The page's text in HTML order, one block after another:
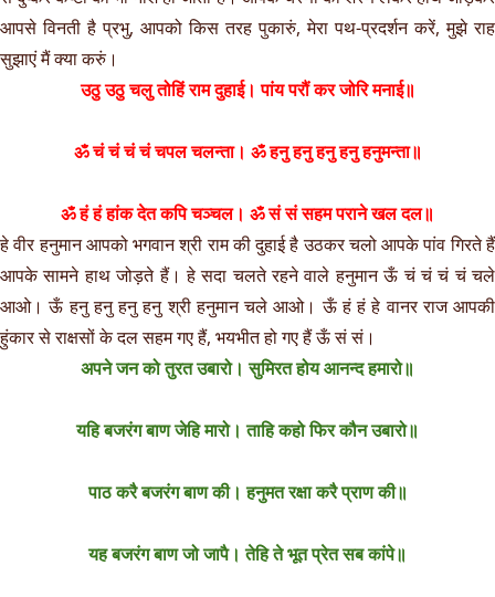
आपसे विनती है प्रभु, आपको किस तरह पुकारुं, मेरा पथ-प्रदर्शन करें, मुझे राह
सुझाएं मैं क्या करुं।
उठु उठु चलु तोहिं राम दुहाई। पांय परौं कर जोरि मनाई॥
ॐ चं चं चं चं चपल चलन्ता। ॐ हनु हनु हनु हनु हनुमन्ता॥
ॐ हं हं हांक देत कपि चञ्चल। ॐ सं सं सहम पराने खल दल॥
हे वीर हनुमान आपको भगवान श्री राम की दुहाई है उठकर चलो आपके पांव गिरते हैं
आपके सामने हाथ जोड़ते हैं। हे सदा चलते रहने वाले हनुमान ऊँ चं चं चं चं चले
आओ। ऊँ हनु हनु हनु हनु श्री हनुमान चले आओ। ऊँ हं हं हे वानर राज आपकी
हुंकार से राक्षसों के दल सहम गए हैं, भयभीत हो गए हैं ऊँ सं सं।
अपने जन को तुरत उबारो। सुमिरत होय आनन्द हमारो॥
यहि बजरंग बाण जेहि मारो। ताहि कहो फिर कौन उबारो॥
पाठ करै बजरंग बाण की। हनुमत रक्षा करै प्राण की॥
यह बजरंग बाण जो जापै। तेहि ते भूत प्रेत सब कांपे॥